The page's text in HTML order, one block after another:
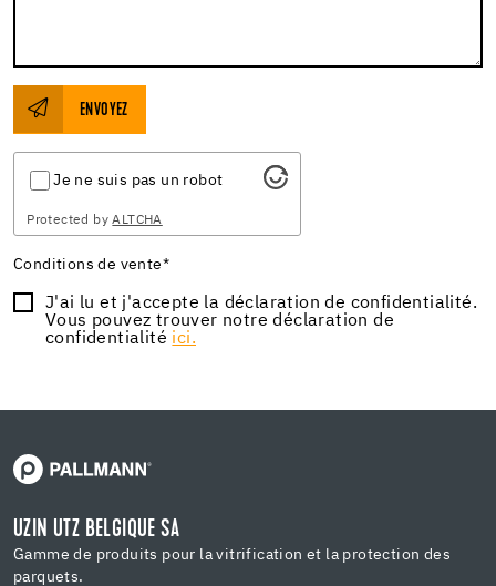
ENVOYEZ
Je ne suis pas un robot
Protected byALTCHA
Conditions de vente*
J'ai lu et j'accepte la déclaration de confidentialité.
Vous pouvez trouver notre déclaration de
confidentialité ici.
UZIN UTZ BELGIQUE SA
Gamme de produits pour la vitrification et la protection des
parquets.